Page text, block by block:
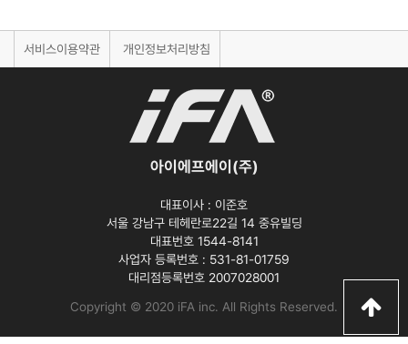
서비스이용약관 개인정보처리방침
아이에프에이(주)
대표이사 : 이준호
서울 강남구 테헤란로22길 14 중유빌딩
대표번호 1544-8141
사업자 등록번호 : 531-81-01759
대리점등록번호 2007028001
Copyright © 2020 iFA inc. All Rights Reserved.